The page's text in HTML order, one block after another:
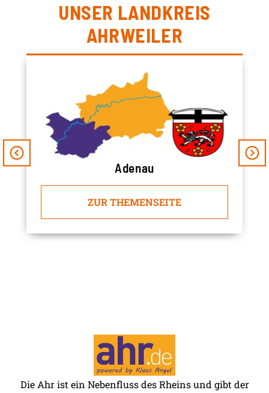
UNSER LANDKREIS
AHRWEILER
Adenau
ZUR THEMENSEITE
Die Ahr ist ein Nebenfluss des Rheins und gibt der